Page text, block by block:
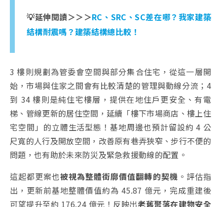
💡延伸閱讀＞＞＞RC、SRC、SC差在哪？我家建築
結構耐震嗎？建築結構總比較！
3 樓則規劃為管委會空間與部分集合住宅，從這一層開
始，市場與住家之間會有比較清楚的管理與動線分流；4
到 34 樓則是純住宅樓層，提供在地住戶更安全、有電
梯、管線更新的居住空間，延續「樓下市場商店、樓上住
宅空間」的立體生活型態！基地周邊也預計留設約 4 公
尺寬的人行及開放空間，改善原有巷弄狹窄、步行不便的
問題，也有助於未來防災及緊急救援動線的配置。
這起都更案也被視為整體街廓價值翻轉的契機 。評估指
出，更新前基地整體價值約為 45.87 億元，完成重建後
可望提升至約 176.24 億元！反映出老舊聚落在建物安全